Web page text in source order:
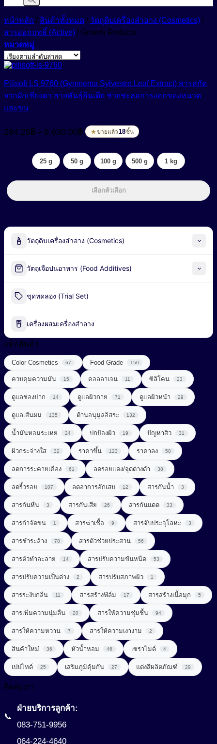
หน้าหลัก / สินค้าทั้งหมด / วัตถุดิบเครื่องสำอาง (Cosmetics) /
สารออกฤทธิ์ (Active) / Growth Reducer
หมวดหมู่
Pilisoft LS 9760 (Gymnema Sylvestre Leaf Extract) สารสกัด
จากผักเชียงดา สายพันธุ์อินเดีย ช่วยชะลอการงอกของหนวด
และขน
294.25฿ – 9,630.00฿ range:
through
9,630.00฿
ขายแล้ว18ชิ้น
25 g 50 g 100 g 500 g 1 kg
เลือกตัวเลือก
วัตถุดิบเครื่องสำอาง (Cosmetics)
Alpha-Arbutin
น้ำมันหอมระเหย (Essential Oil)
พอลิเมอร์ (Polymer)
สารก่อเจล (Gelling Agent)
สารกันเสีย (Preservative)
สารกันแดด (Sunscreen)
Chemical Sunscreen
Physical Sunscreen
Sunscreening Agents
UV Light Stabilizer
UVA + UVB Filter
สารกำจัดขน (Depilatory Agent)
สารขัดถู (Abrasive Agent)
สารฆ่าเชื้อ (Disinfectant)
สารจัดแต่งทรงผม (Styling Agent)
สารจับประจุโลหะ (Chelating Agent)
สารช่วยผลัดเซลล์ผิว (Exfoliating Agent)
สารช่วยเพิ่มความคงตัว (Consistency Factors)
สารช่วยให้ผิวกระชับ (Firming Agent)
สารช่วยให้ผิวผ่อนคลาย (Soothing Agent)
สารทำความสะอาด (Surfactant)
Amino Acid Surfactant
Amphoteric Surfactant
Anionic Surfactant
Non-ionic Surfactant
สารทำละลาย (Solvent)
สารปรับ pH (pH adjust)
สารปรับความนุ่มลื่น (Conditioning Agent)
Cream Base (Emulsifier Wax)
สารสร้างฟิล์ม (Film Forming Agent)
วัตถุเจือปนอาหาร (Food Additives)
Industrial Fermentation Nutrient
ลดการอักเสบ (Anti Inflammatory)
วิตามินซีจากธรรมชาติ (Natural Vitamin C)
วิตามินและแร่ธาตุ (Vitamins & Minerals)
สารควบคุมความเป็นกรด-ด่าง (Buffering Agent)
สารต้านอนุมูลอิสระ (Anti-oxidant)
สารทำให้เกิดเจล (Gelling Agent)
สารที่ช่วยในการลดน้ำหนัก (Weight Loss Aid)
สารปรุงแต่งรส (Flavor Enhancer)
สารสกัดจากพืช
สารสกัดจากสมุนไพร (Herbal extract)
สารออกฤทธิ์ (Active)
สารเสริมโปรตีน (Protein Enhancer)
สารแต่งสี (Coloring)
สารให้ความหวาน (Sweetener)
เพิ่มสารอาหาร (Nutrient added)
ชุดทดลอง (Trial Set)
เครื่องผสมเครื่องสำอาง
แท็กสินค้า
Color Cosmetics 67 Food Grade 150
ควบคุมความมัน 15 คอลลาเจน 11 ซิลิโคน 23
ดูแลช่องปาก 14 ดูแลผิวกาย 71 ดูแลผิวหน้า 29
ดูแลเส้นผม 135 ต้านอนุมูลอิสระ 132
น้ำมันหอมระเหย 24 ปกป้องผิว 19 ปัญหาสิว 31
ผิวกระจ่างใส 32 ราคาขึ้น 123 ราคาลง 58
ลดการระคายเคือง 61 ลดรอยแดง/จุดด่างดำ 38
ลดริ้วรอย 107 ลดอาการอักเสบ 12 สารกันน้ำ 3
สารกันหืน 3 สารกันเสีย 26 สารกันแดด 33
สารกำจัดขน 1 สารฆ่าเชื้อ 9 สารจับประจุโลหะ 3
สารชำระล้าง 78 สารตัวช่วยประสาน 56
สารตัวทำละลาย 14 สารปรับความข้นหนืด 53
สารปรับความเป็นด่าง 2 สารปรับสภาพผิว 1
สารระงับกลิ่น 11 สารสร้างฟิล์ม 17 สารสร้างเนื้อมุก 5
สารเพิ่มความนุ่มลื่น 20 สารให้ความชุ่มชื้น 94
สารให้ความหวาน 7 สารให้ความเงางาม 2
สินค้าใหม่ 36 หัวน้ำหอม 46 เซราไมด์ 4
เปปไทด์ 25 เสริมภูมิคุ้มกัน 27 แต่งสีผลิตภัณฑ์ 29
ติดต่อเรา
📞
ฝ่ายบริการลูกค้า:
083-751-9956
064-224-4640